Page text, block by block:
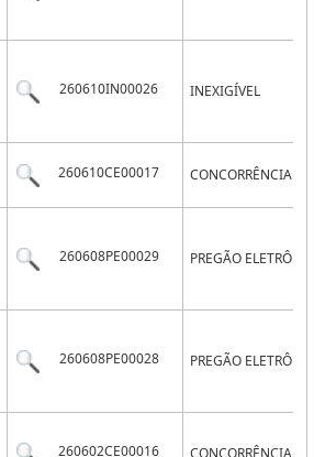
260610IN00026 INEXIGÍVEL
260610CE00017 CONCORRÊNCIA
260608PE00029 PREGÃO
260608PE00028 PREGÃO
260602CE00016